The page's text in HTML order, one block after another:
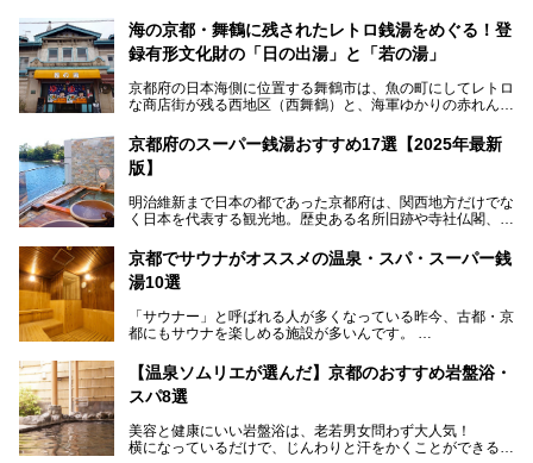
海の京都・舞鶴に残されたレトロ銭湯をめぐる！登
録有形文化財の「日の出湯」と「若の湯」
京都府の日本海側に位置する舞鶴市は、魚の町にしてレトロ
な商店街が残る西地区（西舞鶴）と、海軍ゆかりの赤れんが
ます。今回案内するのは西地区に今も残る2軒の銭湯「日の
出湯」と「若の湯」。いずれも国の登録有形文化財に指定さ
れた歴史ある建物でありながら、今も現役のお風呂屋さんで
漁師町や商店街で働く人々を支えてきたこの2軒の銭湯とと
ます。
───
この記事は京都府舞鶴市のPR記事です。
京都府のスーパー銭湯おすすめ17選【2025年最新
版】
明治維新まで日本の都であった京都府は、関西地方だけでな
く日本を代表する観光地。歴史ある名所旧跡や寺社仏閣、そ
今回は、そんな京都府で2025年現在おすすめのスーパー銭
湯を紹介します。
部でレジャー気分を満喫できる温泉施設まで、好みのスーパ
ー銭湯を探してみてくださいね。
京都でサウナがオススメの温泉・スパ・スーパー銭
湯10選
「サウナー」と呼ばれる人が多くなっている昨今、古都・京
都にもサウナを楽しめる施設が多いんです。
自分の好きなサウナを探すのもいいですが、さまざまなサウ
ナを体感してみたいですよね。
のある温浴施設を紹介します。
【温泉ソムリエが選んだ】京都のおすすめ岩盤浴・
スパ8選
美容と健康にいい岩盤浴は、老若男女問わず大人気！
横になっているだけで、じんわりと汗をかくことができるの